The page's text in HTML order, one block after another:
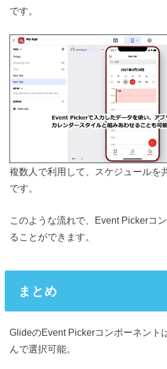
です。
複数人で利用して、スケジュールを
です。
このような流れで、Event Pickerコ
ることができます。
まとめ
GlideのEvent Pickerコンポーネント
んで選択可能。